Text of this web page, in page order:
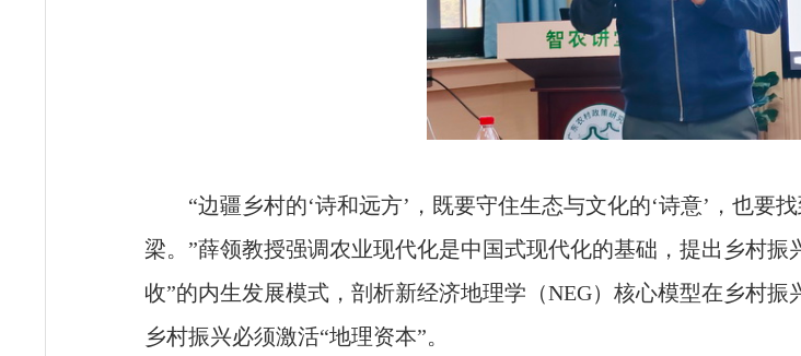
“边疆乡村的‘诗和远方’，既要守住生态与文化的‘诗意’，也要
梁。”薛领教授强调农业现代化是中国式现代化的基础，提出乡村
收”的内生发展模式，剖析新经济地理学（NEG）核心模型在乡村
乡村振兴必须激活“地理资本”。